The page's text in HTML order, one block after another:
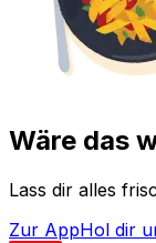
Wäre das
Lass dir alles
Zur AppHol dir